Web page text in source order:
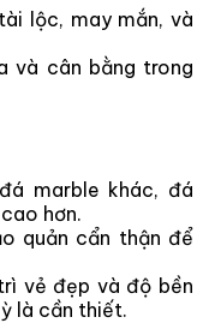
lộc, may mắn, và
và cân bằng trong
marble khác, đá
hơn.
quản cẩn thận để
vẻ đẹp và độ bền
là cần thiết.